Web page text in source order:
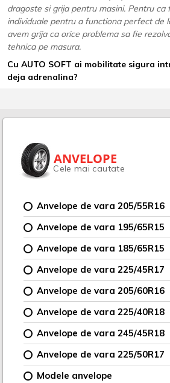
dragoste si grija pentru masini. Pentru ca
individuale pentru a functiona perfect de
avem grija ca orice problema sa fie
tehnica pe masura.
Cu AUTO SOFT ai mobilitate sigura
deja adrenalina?
ANVELOPE
Cele mai cautate
Anvelope de vara 205/55R16
Anvelope de vara 195/65R15
Anvelope de vara 185/65R15
Anvelope de vara 225/45R17
Anvelope de vara 205/60R16
Anvelope de vara 225/40R18
Anvelope de vara 245/45R18
Anvelope de vara 225/50R17
Modele anvelope